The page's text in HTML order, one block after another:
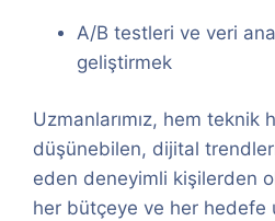
A/B testleri ve veri
geliştirmek
Uzmanlarımız, hem teknik
düşünebilen, dijital
eden deneyimli kişilerden
her bütçeye ve her hedefe